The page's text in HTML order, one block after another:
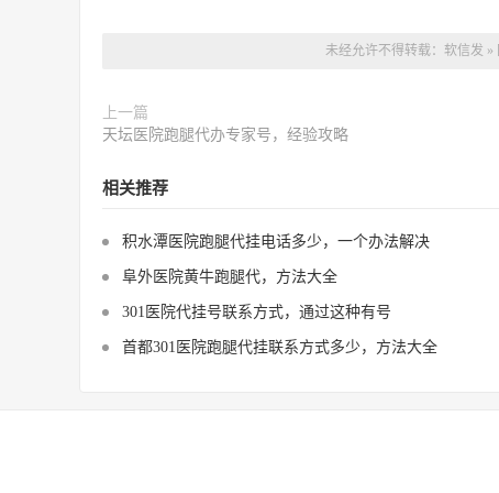
未经允许不得转载： 软信发 »
上一篇
天坛医院跑腿代办专家号，经验攻略
相关推荐
积水潭医院跑腿代挂电话多少，一个办法解决
阜外医院黄牛跑腿代，方法大全
301医院代挂号联系方式，通过这种有号
首都301医院跑腿代挂联系方式多少，方法大全